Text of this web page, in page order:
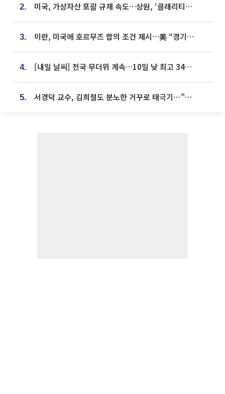
2. 미국, 가상자산 포괄 규제 속도…상원, ‘클래리티법’ 9월 절차투표 추진
3. 이란, 미국에 호르무즈 합의 조건 제시…美 “경기 아직 안 끝나” [종합]
4. [내일 날씨] 전국 무더위 계속…10일 낮 최고 34도 육박
5. 서경덕 교수, 김희철도 분노한 거꾸로 태극기⋯"엉터리는 아냐, 아쉬울 뿐"